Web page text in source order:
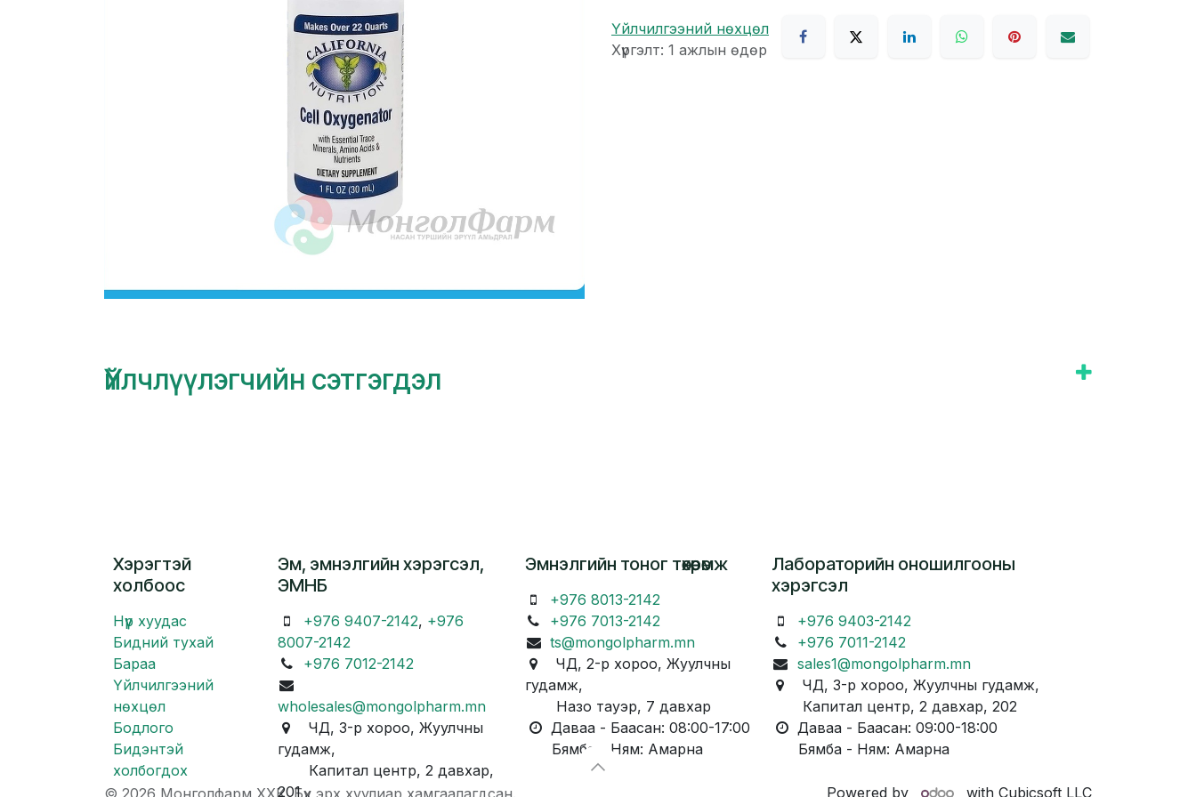
Үйлчилгээний нөхцөл
Хүргэлт: 1 ажлын өдөр
Үйлчлүүлэгчийн сэтгэгдэл
Хэрэгтэй
холбоос
Нүүр хуудас
Бидний тухай
Бараа
Үйлчилгээний
нөхцөл
Бодлого
Бидэнтэй
холбогдох
Эм, эмнэлгийн хэрэгсэл,
ЭМНБ
+976 9407-2142, +976
8007-2142
+976 7012-2142
wholesales@mongolpharm.mn
ЧД, 3-р хороо, Жуулчны
гудамж,
Капитал центр, 2 давхар,
201
Лабораторийн оношилгооны
хэрэгсэл
+976 9403-2142
+976 7011-2142
sales1@mongolpharm.mn
ЧД, 3-р хороо, Жуулчны гудамж,
Капитал центр, 2 давхар, 202
Даваа - Баасан: 09:00-18:00
Бямба - Ням: Амарна
Эмнэлгийн тоног төхөөрөмж
+976 8013-2142
+976 7013-2142
ts@mongolpharm.mn
ЧД, 2-р хороо, Жуулчны
гудамж,
Назо тауэр, 7 давхар
Даваа - Баасан: 08:00-17:00
Бямба - Ням: Амарна
© 2026 Монголфарм ХХК. Бүх эрх хуулиар хамгаалагдсан. Powered by with Cubicsoft LLC